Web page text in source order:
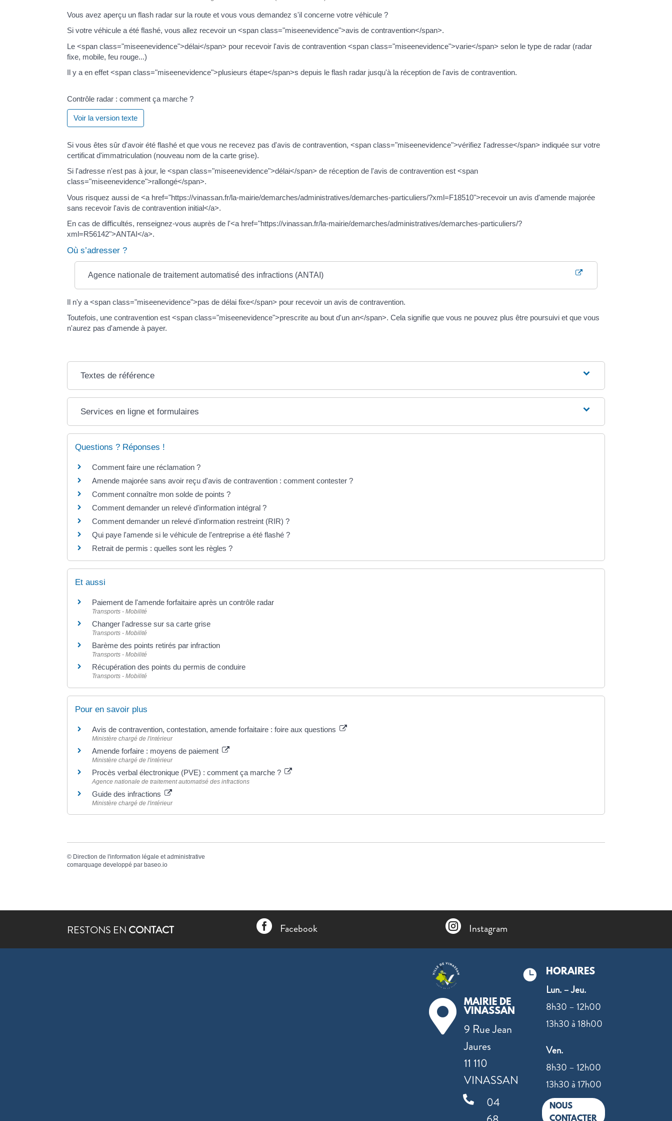
Vous avez aperçu un flash radar sur la route et vous vous demandez s'il concerne votre véhicule ?
Si votre véhicule a été flashé, vous allez recevoir un <span class="miseenevidence">avis de contravention</span>.
Le <span class="miseenevidence">délai</span> pour recevoir l'avis de contravention <span class="miseenevidence">varie</span> selon le type de radar (radar
fixe, mobile, feu rouge...)
Il y a en effet <span class="miseenevidence">plusieurs étape</span>s depuis le flash radar jusqu'à la réception de l'avis de contravention.
Contrôle radar : comment ça marche ?
Voir la version texte
Si vous êtes sûr d'avoir été flashé et que vous ne recevez pas d'avis de contravention, <span class="miseenevidence">vérifiez l'adresse</span> indiquée sur votre
certificat d'immatriculation (nouveau nom de la carte grise).
Si l'adresse n'est pas à jour, le <span class="miseenevidence">délai</span> de réception de l'avis de contravention est <span
class="miseenevidence">rallongé</span>.
Vous risquez aussi de <a href="https://vinassan.fr/la-mairie/demarches/administratives/demarches-particuliers/?xml=F18510">recevoir un avis d'amende majorée
sans recevoir l'avis de contravention initial</a>.
En cas de difficultés, renseignez-vous auprès de l'<a href="https://vinassan.fr/la-mairie/demarches/administratives/demarches-particuliers/?
xml=R56142">ANTAI</a>.
Où s’adresser ?
Agence nationale de traitement automatisé des infractions (ANTAI)
Il n'y a <span class="miseenevidence">pas de délai fixe</span> pour recevoir un avis de contravention.
Toutefois, une contravention est <span class="miseenevidence">prescrite au bout d'un an</span>. Cela signifie que vous ne pouvez plus être poursuivi et que vous
n'aurez pas d'amende à payer.
Textes de référence
Services en ligne et formulaires
Questions ? Réponses !
Comment faire une réclamation ?
Amende majorée sans avoir reçu d'avis de contravention : comment contester ?
Comment connaître mon solde de points ?
Comment demander un relevé d'information intégral ?
Comment demander un relevé d'information restreint (RIR) ?
Qui paye l'amende si le véhicule de l'entreprise a été flashé ?
Retrait de permis : quelles sont les règles ?
Et aussi
Paiement de l'amende forfaitaire après un contrôle radar
Transports - Mobilité
Changer l'adresse sur sa carte grise
Transports - Mobilité
Barème des points retirés par infraction
Transports - Mobilité
Récupération des points du permis de conduire
Transports - Mobilité
Pour en savoir plus
Avis de contravention, contestation, amende forfaitaire : foire aux questions
Ministère chargé de l'intérieur
Amende forfaire : moyens de paiement
Ministère chargé de l'intérieur
Procès verbal électronique (PVE) : comment ça marche ?
Agence nationale de traitement automatisé des infractions
Guide des infractions
Ministère chargé de l'intérieur
© Direction de l'information légale et administrative
comarquage developpé par baseo.io
RESTONS EN CONTACT  Facebook  Instagram

MAIRIE DE
VINASSAN
9 Rue Jean
Jaures
11 110
VINASSAN

04
 HORAIRES
Lun. – Jeu.
8h30 – 12h00
13h30 à 18h00
Ven.
8h30 – 12h00
13h30 à 17h00
NOUS
CONTACTER